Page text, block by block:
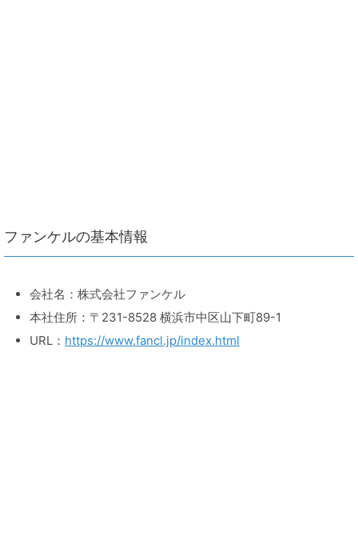
ファンケルの基本情報
会社名：株式会社ファンケル
本社住所：〒231-8528 横浜市中区山下町89-1
URL： https://www.fancl.jp/index.html